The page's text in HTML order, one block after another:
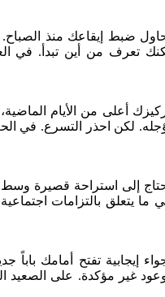
ضبط إيقاعك منذ
تعرف من أين تبدأ. في
أعلى من الأيام
لكن احذر التسرع. في
إلى استراحة قصيرة
ما يتعلق بالتزامات
إيجابية تفتح أمامك باباً
غير مؤكدة. على الصعيد